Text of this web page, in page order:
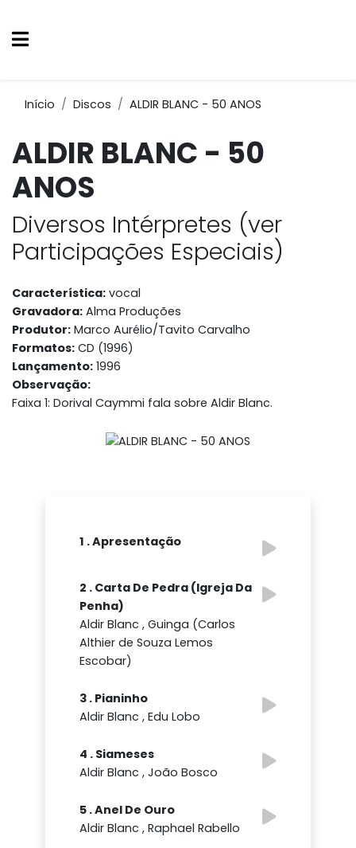
Início Discos ALDIR BLANC - 50 ANOS
ALDIR BLANC - 50
ANOS
Diversos Intérpretes (ver
Participações Especiais)
Característica: vocal
Gravadora: Alma Produções
Produtor: Marco Aurélio/Tavito Carvalho
Formatos: CD (1996)
Lançamento: 1996
Observação:
Faixa 1: Dorival Caymmi fala sobre Aldir Blanc.
1 . Apresentação
2 . Carta De Pedra (Igreja Da
Penha)
Aldir Blanc , Guinga (Carlos
Althier de Souza Lemos
Escobar)
3 . Pianinho
Aldir Blanc , Edu Lobo
4 . Siameses
Aldir Blanc , João Bosco
5 . Anel De Ouro
Aldir Blanc , Raphael Rabello